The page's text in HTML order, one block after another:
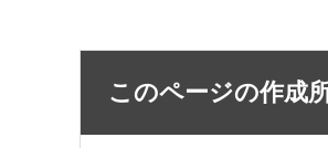
このページの作成